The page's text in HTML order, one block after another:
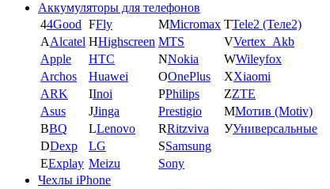
Аккумуляторы для телефонов
44Good FFly MMicromax TTele2 (Теле2)
AAlcatel HHighscreen MTS VVertex_Akb
Apple
HTC NNokia WWileyfox
Archos
Huawei OOnePlus XXiaomi
ARK
IInoi PPhilips ZZTE
Asus
JJinga Prestigio ММотив (Motiv)
BBQ LLenovo RRitzviva УУниверсальные
DDexp LG SSamsung
EExplay Meizu
Sony
Чехлы iPhone